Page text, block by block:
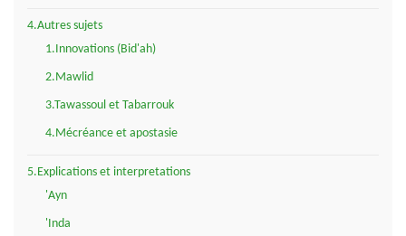
4.Autres sujets
1.Innovations (Bid'ah)
2.Mawlid
3.Tawassoul et Tabarrouk
4.Mécréance et apostasie
5.Explications et interpretations
'Ayn
'Inda